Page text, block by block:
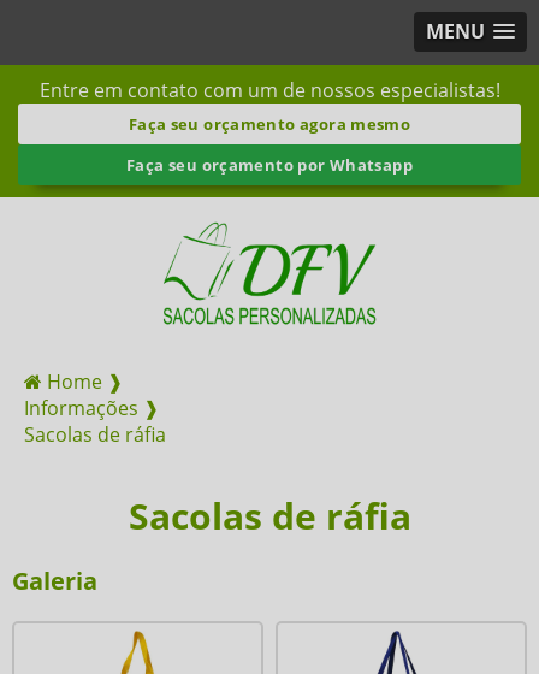
MENU
Entre em contato com um de nossos especialistas!
Faça seu orçamento agora mesmo
Faça seu orçamento por Whatsapp
Home ❱
Informações ❱
Sacolas de ráfia
Sacolas de ráfia
Galeria